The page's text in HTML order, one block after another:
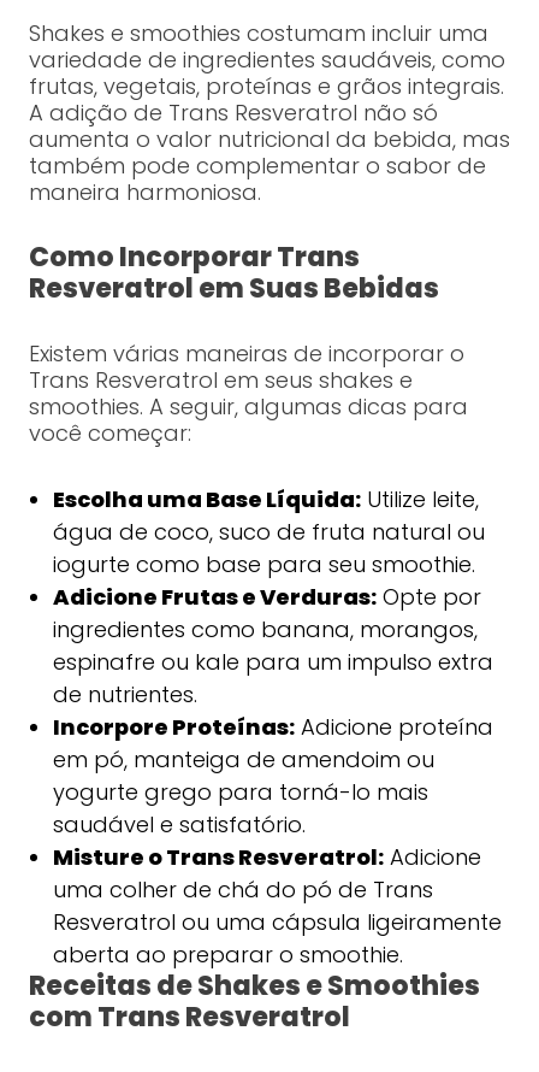
Shakes e smoothies costumam incluir uma
variedade de ingredientes saudáveis, como
frutas, vegetais, proteínas e grãos integrais.
A adição de Trans Resveratrol não só
aumenta o valor nutricional da bebida, mas
também pode complementar o sabor de
maneira harmoniosa.
Como Incorporar Trans
Resveratrol em Suas Bebidas
Existem várias maneiras de incorporar o
Trans Resveratrol em seus shakes e
smoothies. A seguir, algumas dicas para
você começar:
Escolha uma Base Líquida:Utilize leite,
água de coco, suco de fruta natural ou
iogurte como base para seu smoothie.
Adicione Frutas e Verduras:Opte por
ingredientes como banana, morangos,
espinafre ou kale para um impulso extra
de nutrientes.
Incorpore Proteínas:Adicione proteína
em pó, manteiga de amendoim ou
yogurte grego para torná-lo mais
saudável e satisfatório.
Misture o Trans Resveratrol:Adicione
uma colher de chá do pó de Trans
Resveratrol ou uma cápsula ligeiramente
aberta ao preparar o smoothie.
Receitas de Shakes e Smoothies
com Trans Resveratrol